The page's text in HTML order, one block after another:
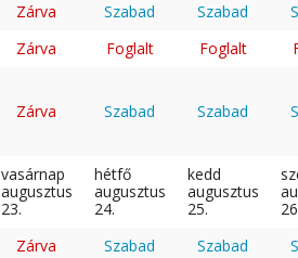
Zárva Szabad Szabad
Zárva Foglalt Foglalt
Zárva Szabad Szabad
vasárnap
augusztus
23.
hétfő
augusztus
24.
kedd
augusztus
25.
Zárva Szabad Szabad